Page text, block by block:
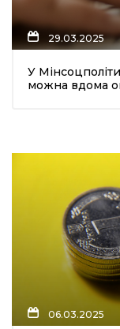
29.03.2025
У
можна вдома
06.03.2025